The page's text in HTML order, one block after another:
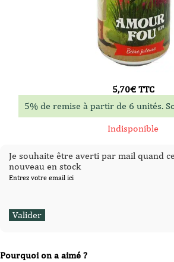
Pourquoi on a aimé ?
5,70€TTC
5% de remise à partir de 6 unités.
Indisponible
Je souhaite être averti par mail quand
nouveau en stock
Entrez votre email ici